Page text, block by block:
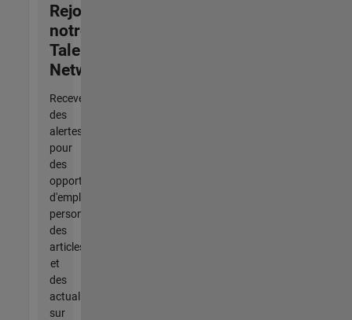
Rejoignez
notre
Talent
Network
Recevez
des
alertes
pour
des
opportunités
d'emploi
personnalisées,
des
articles
et
des
actualités
sur